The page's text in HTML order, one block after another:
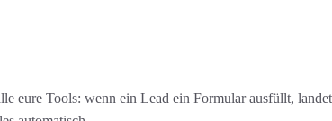
eure Tools: wenn ein Lead ein Formular ausfüllt,